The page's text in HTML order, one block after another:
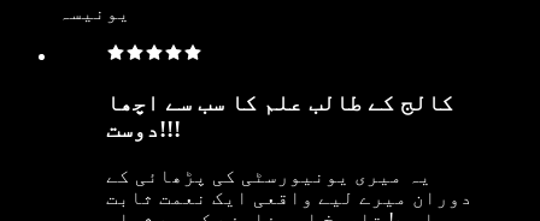
یونیسہ
کالج کے طالب علم کا سب سے اچھا
دوست!!!
یہ میری یونیورسٹی کی پڑھائی کے
دوران میرے لیے واقعی ایک نعمت ثابت